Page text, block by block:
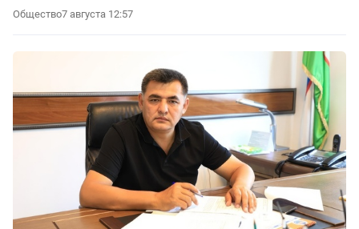
Общество7 августа 12:57